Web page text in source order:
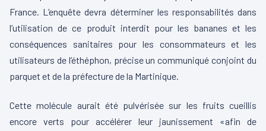
France. L’enquête devra déterminer les responsabilités dans
l’utilisation de ce produit interdit pour les bananes et les
conséquences sanitaires pour les consommateurs et les
utilisateurs de l’éthéphon, précise un communiqué conjoint du
parquet et de la préfecture de la Martinique.
Cette molécule aurait été pulvérisée sur les fruits cueillis
encore verts pour accélérer leur jaunissement «afin de